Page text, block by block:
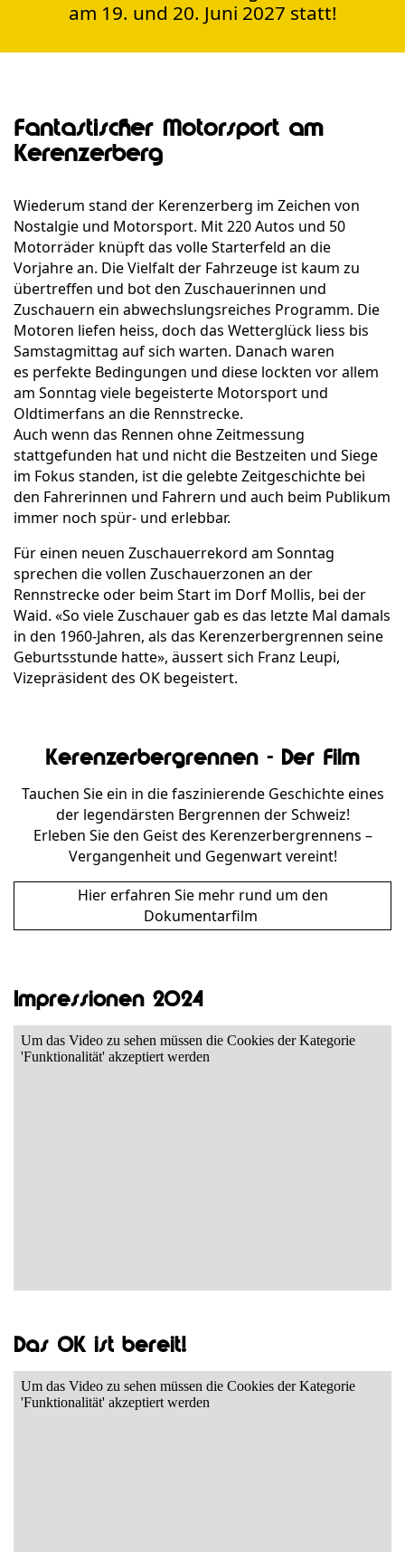
am 19. und 20. Juni 2027 statt!
Fantastischer Motorsport am
Kerenzerberg
Wiederum stand der Kerenzerberg im Zeichen von
Nostalgie und Motorsport. Mit 220 Autos und 50
Motorräder knüpft das volle Starterfeld an die
Vorjahre an. Die Vielfalt der Fahrzeuge ist kaum zu
übertreffen und bot den Zuschauerinnen und
Zuschauern ein abwechslungsreiches Programm. Die
Motoren liefen heiss, doch das Wetterglück liess bis
Samstagmittag auf sich warten. Danach waren
es perfekte Bedingungen und diese lockten vor allem
am Sonntag viele begeisterte Motorsport und
Oldtimerfans an die Rennstrecke.
Auch wenn das Rennen ohne Zeitmessung
stattgefunden hat und nicht die Bestzeiten und Siege
im Fokus standen, ist die gelebte Zeitgeschichte bei
den Fahrerinnen und Fahrern und auch beim Publikum
immer noch spür- und erlebbar.
Für einen neuen Zuschauerrekord am Sonntag
sprechen die vollen Zuschauerzonen an der
Rennstrecke oder beim Start im Dorf Mollis, bei der
Waid. «So viele Zuschauer gab es das letzte Mal damals
in den 1960-Jahren, als das Kerenzerbergrennen seine
Geburtsstunde hatte», äussert sich Franz Leupi,
Vizepräsident des OK begeistert.
Kerenzerbergrennen - Der Film
Tauchen Sie ein in die faszinierende Geschichte eines
der legendärsten Bergrennen der Schweiz!
Erleben Sie den Geist des Kerenzerbergrennens –
Vergangenheit und Gegenwart vereint!
Hier erfahren Sie mehr rund um den
Dokumentarfilm
Impressionen 2024
Das OK ist bereit!